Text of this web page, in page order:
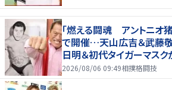
「燃える闘魂 アントニオ
で開催…天山広吉＆武藤
日明＆初代タイガーマスク
７まで
2026/08/06 09:49相撲格闘技